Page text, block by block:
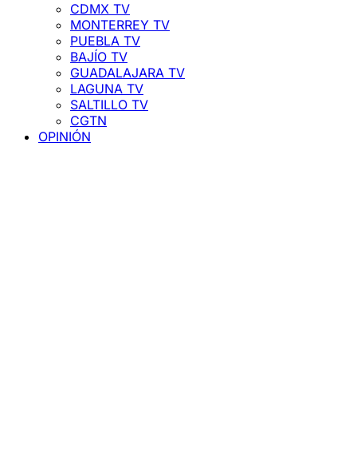
CDMX TV
MONTERREY TV
PUEBLA TV
BAJÍO TV
GUADALAJARA TV
LAGUNA TV
SALTILLO TV
CGTN
OPINIÓN